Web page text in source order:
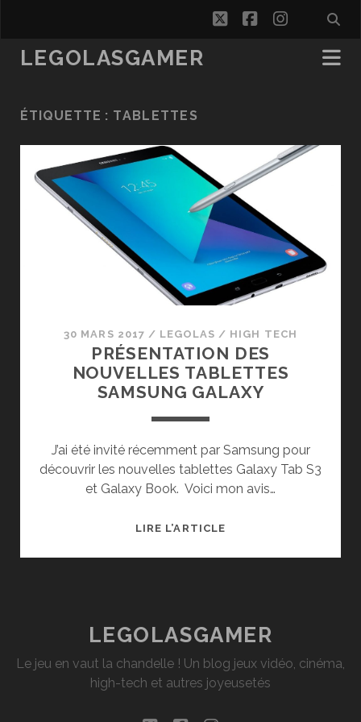
twitterfacebook
LEGOLASGAMER
ÉTIQUETTE : TABLETTES
30 MARS 2017 / LEGOLAS / HIGH TECH
PRÉSENTATION DES
NOUVELLES TABLETTES
SAMSUNG GALAXY
J’ai été invité récemment par Samsung pour
découvrir les nouvelles tablettes Galaxy Tab S3
et Galaxy Book. Voici mon avis…
LIRE L’ARTICLEPRÉSENTATION
LEGOLASGAMER
Le jeu en vaut la chandelle ! Un blog jeux vidéo, cinéma,
high-tech et autres joyeusetés